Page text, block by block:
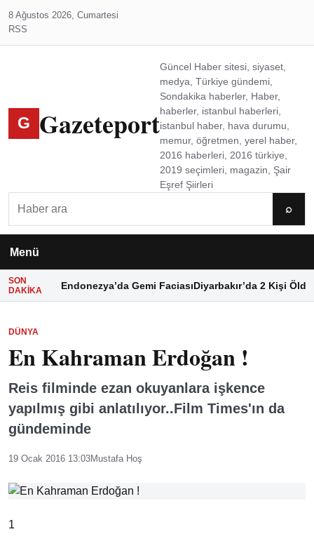
8 Ağustos 2026, Cumartesi
RSS
G Gazeteport
Güncel Haber sitesi, siyaset,
medya, Türkiye gündemi,
Sondakika haberler, Haber,
haberler, istanbul haberleri,
istanbul haber, hava durumu,
memur, öğretmen, yerel haber,
2016 haberleri, 2016 türkiye,
2019 seçimleri, magazin, Şair
Eşref Şiirleri
⌕
Menü
SON
DAKIKA
Endonezya’da Gemi FaciasıDiyarbakır’da 2 Kişi Öldü
DÜNYA
En Kahraman Erdoğan !
Reis filminde ezan okuyanlara işkence
yapılmış gibi anlatılıyor..Film Times'ın da
gündeminde
19 Ocak 2016 13:03Mustafa Hoş
1